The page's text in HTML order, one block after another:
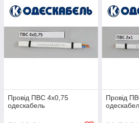
Провід ПВС 4х0,75
одескабель
Провід